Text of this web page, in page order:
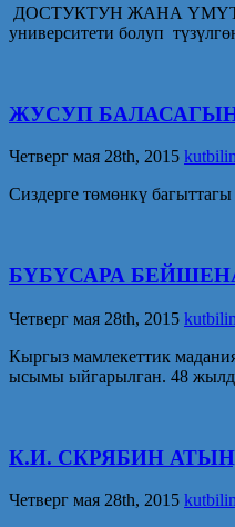
ДОСТУКТУН ЖАНА ҮМҮТТҮН
университети болуп
ЖУСУП
Четверг мая 28th, 2015
Сиздерге төмөнкү
БҮБҮСАРА
Четверг мая 28th, 2015
Кыргыз мамлекеттик
ысымы ыйгарылган. 48
К.И. СКРЯБИН
Четверг мая 28th, 2015